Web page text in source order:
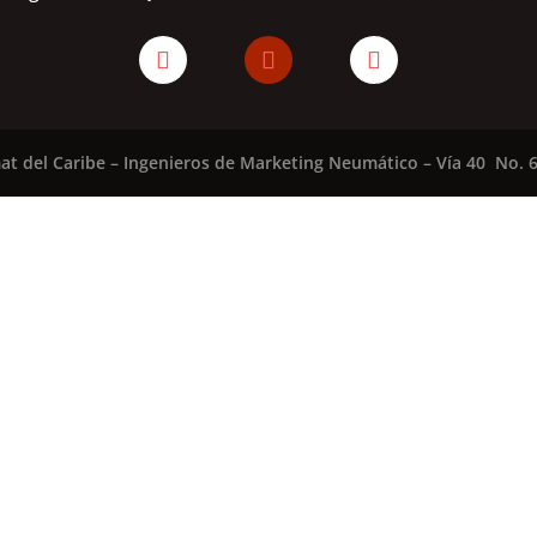
del Caribe – Ingenieros de Marketing Neumático – Vía 40 No.